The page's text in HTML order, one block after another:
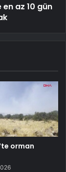
en az 10 gün
orman